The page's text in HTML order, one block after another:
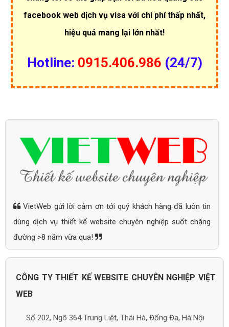
facebook web dịch vụ visa với chi phí thấp nhất,
hiệu quả mang lại lớn nhất!
Hotline: 0915.406.986 (24/7)
VietWeb gửi lời cảm ơn tới quý khách hàng đã luôn tin
dùng dịch vụ thiết kế website chuyên nghiệp suốt chặng
đường >8 năm vừa qua!
CÔNG TY THIẾT KẾ WEBSITE CHUYÊN NGHIỆP VIỆT
WEB
Số 202, Ngõ 364 Trung Liệt, Thái Hà, Đống Đa, Hà Nội